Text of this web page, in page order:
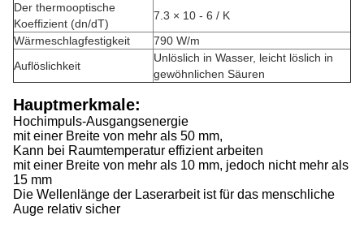
Der thermooptische
Koeffizient (dn/dT)
7.3 × 10 - 6 / K
Wärmeschlagfestigkeit
790 W/m
Auflöslichkeit
Unlöslich in Wasser, leicht löslich in
gewöhnlichen Säuren
Hauptmerkmale:
Hochimpuls-Ausgangsenergie
mit einer Breite von mehr als 50 mm,
Kann bei Raumtemperatur effizient arbeiten
mit einer Breite von mehr als 10 mm, jedoch nicht mehr als
15 mm
Die Wellenlänge der Laserarbeit ist für das menschliche
Auge relativ sicher